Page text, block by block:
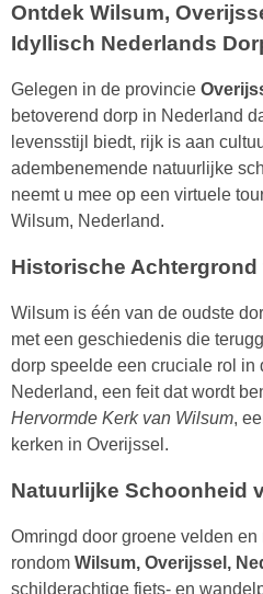
Ontdek Wilsum,
Idyllisch Nederlands
Gelegen in de provincie
betoverend dorp in Nederland
levensstijl biedt, rijk is aan
adembenemende natuurlijke
neemt u mee op een virtuele
Wilsum, Nederland.
Historische Achtergrond
Wilsum is één van de oudste
met een geschiedenis die
dorp speelde een cruciale rol in
Nederland, een feit dat wordt
Hervormde Kerk van Wilsum,
kerken in Overijssel.
Natuurlijke Schoonheid
Omringd door groene velden
rondom Wilsum, Overijssel,
schilderachtige fiets- en